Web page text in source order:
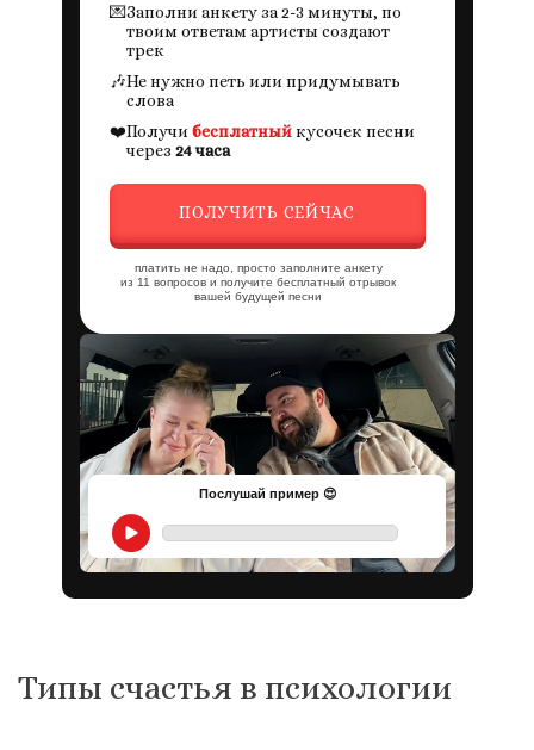
Послушай пример 😍
💌Заполни анкету за 2-3 минуты, по
твоим ответам артисты создают
трек
🎶Не нужно петь или придумывать
слова
❤️Получи бесплатныйкусочек песни
через 24 часа
ПОЛУЧИТЬ СЕЙЧАС
платить не надо, просто заполните анкету
из 11 вопросов и получите бесплатный отрывок
вашей будущей песни
Типы счастья в психологии